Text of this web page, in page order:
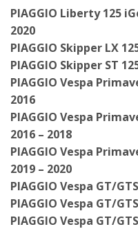
PIAGGIO Liberty 125
2020
PIAGGIO Skipper LX
PIAGGIO Skipper ST
PIAGGIO Vespa
2016
PIAGGIO Vespa
2016 – 2018
PIAGGIO Vespa
2019 – 2020
PIAGGIO Vespa GT/
PIAGGIO Vespa GT/
PIAGGIO Vespa GT/